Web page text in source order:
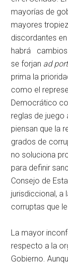
mayorías de
mayores
discordantes
habrá cambios
se forjan ad
prima la
como el
Democrático
reglas de
piensan que la
grados de
no soluciona
para definir
Consejo de
jurisdiccional, a
corruptas que
La mayor
respecto a la
Gobierno.